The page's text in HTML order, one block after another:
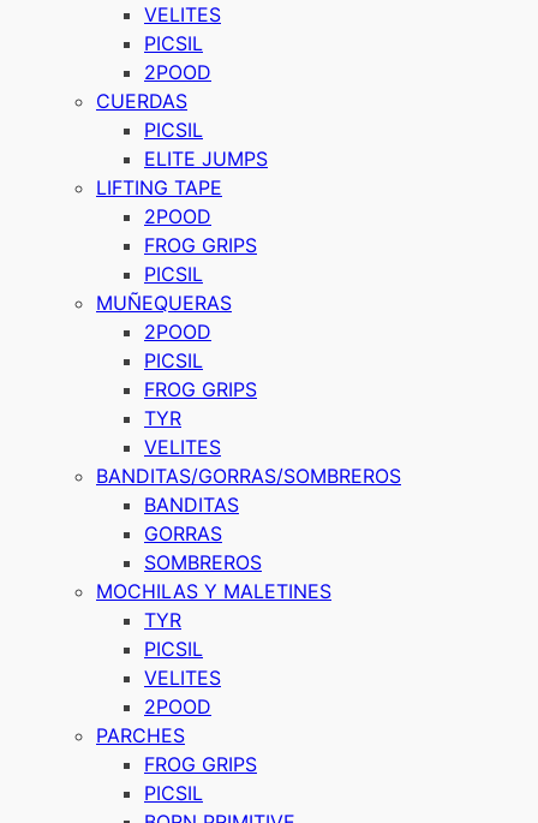
VELITES
PICSIL
2POOD
CUERDAS
PICSIL
ELITE JUMPS
LIFTING TAPE
2POOD
FROG GRIPS
PICSIL
MUÑEQUERAS
2POOD
PICSIL
FROG GRIPS
TYR
VELITES
BANDITAS/GORRAS/SOMBREROS
BANDITAS
GORRAS
SOMBREROS
MOCHILAS Y MALETINES
TYR
PICSIL
VELITES
2POOD
PARCHES
FROG GRIPS
PICSIL